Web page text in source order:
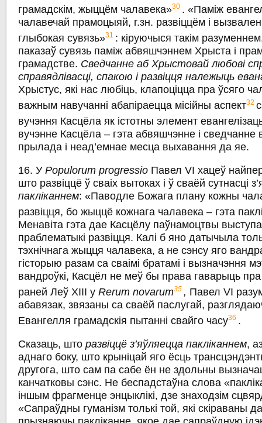
грамадскім, жыццём чалавека»30 . «Паміж
чалавечай прамоцыяй, г.зн. развіццём i
глыбокая сувязь»31 : кіруючыся такім
паказаў сувязь паміж абвяшчэннем Хрыста i
грамадстве. Сведчанне аб Хрыстовай любові
справядлівасці, спакою i развіцця належыць
Хрыстус, які нас любіць, клапоціцца пра ўсяго
важным навучанні абапіраецца місійны аспект32
вучэння Касцёла як істотны элемент
вучэнне Касцёла – гэта абвяшчэнне i сведчанне
прылада i неад’емнае месца выхавання да яе.
16. УPopulorum progressio Павел VI хацеў
што развіццё ў сваіх вытоках i ў сваёй сутнасці
пакліканнем: «Паводле Божага плану кожны
развіцця, бо жыццё кожнага чалавека – гэта
Менавіта гэта дае Касцёлу паўнамоцтвы
праблематыкі развіцця. Калі б яно датычыла
тэхнічнага жыцця чалавека, a не сэнсу яго
гісторыю разам са сваімі братамі i вызначэння
вандроўкі, Касцёл не меў бы права гаварыць
раней Леў XIII уRerum novarum35 , Павел VI
абавязак, звязаны са сваёй паслугай,
Евангелля грамадскія пытанні свайго часу36 .
Сказаць, шторазвіццё з’яўляецца пакліканнем,
аднаго боку, што крыніцай яго ёсць
другога, што сам па сабе ён не здольны
канчатковы сэнс. Не беспадстаўна слова
іншым фрагменце энцыклікі, дзе знаходзім
«Сапраўдны гуманізм толькі той, які скіраваны